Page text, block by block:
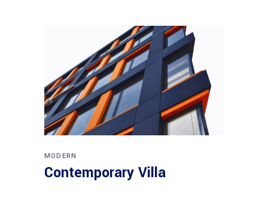
MODERN
Contemporary Villa